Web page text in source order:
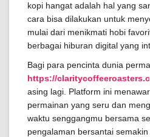
kopi hangat adalah hal yang
cara bisa dilakukan untuk
mulai dari menikmati hobi
berbagai hiburan digital yang
Bagi para pencinta dunia
https://
asing lagi. Platform ini
permainan yang seru dan
waktu senggangmu bersama
pengalaman bersantai